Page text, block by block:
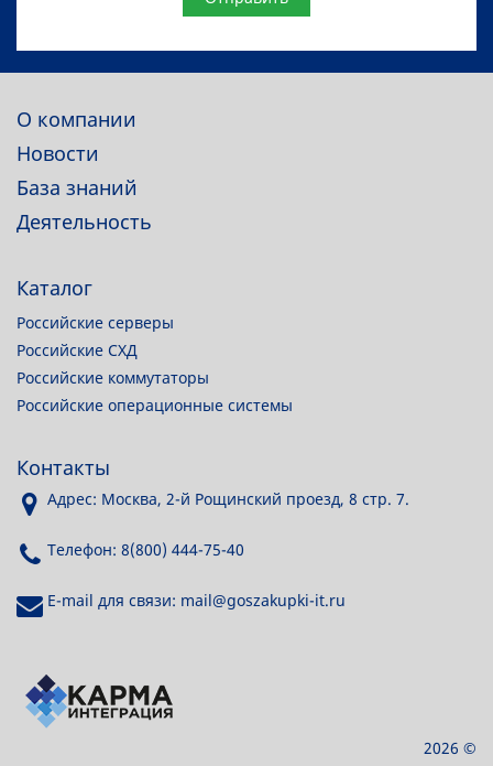
О компании
Новости
База знаний
Деятельность
Каталог
Российские серверы
Российские СХД
Российские коммутаторы
Российские операционные системы
Контакты
Адрес: Москва, 2-й Рощинский проезд, 8 стр. 7.
Телефон: 8(800) 444-75-40
E-mail для связи: mail@goszakupki-it.ru
2026 ©